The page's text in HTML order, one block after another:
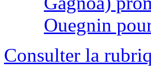
Ouegnin
Consulter la